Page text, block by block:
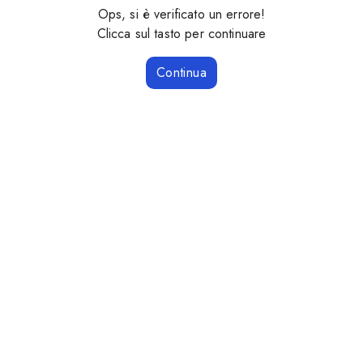
Ops, si è verificato un errore!
Clicca sul tasto per continuare
Continua